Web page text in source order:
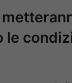
le